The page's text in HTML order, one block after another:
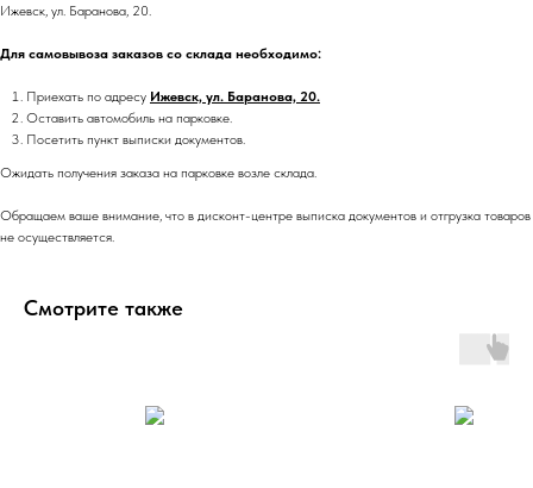
Ижевск, ул. Баранова, 20.
Для самовывоза заказов со склада необходимо:
Приехать по адресу Ижевск, ул. Баранова, 20.
Оставить автомобиль на парковке.
Посетить пункт выписки документов.
Ожидать получения заказа на парковке возле склада.
Обращаем ваше внимание, что в дисконт-центре выписка документов и отгрузка товаров
не осуществляется.
Смотрите также